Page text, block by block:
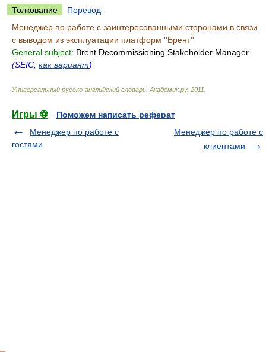
Толкование
Перевод
Менеджер по работе с заинтересованными сторонами в связи
с выводом из эксплуатации платформ ''Брент''
General subject: Brent Decommissioning Stakeholder Manager
(SEIC, как вариант)
Универсальный русско-английский словарь Академик.ру. 2011
Игры ⚽
Поможем написать реферат
Менеджер по работе с
гостями
Менеджер по работе с
клиентами